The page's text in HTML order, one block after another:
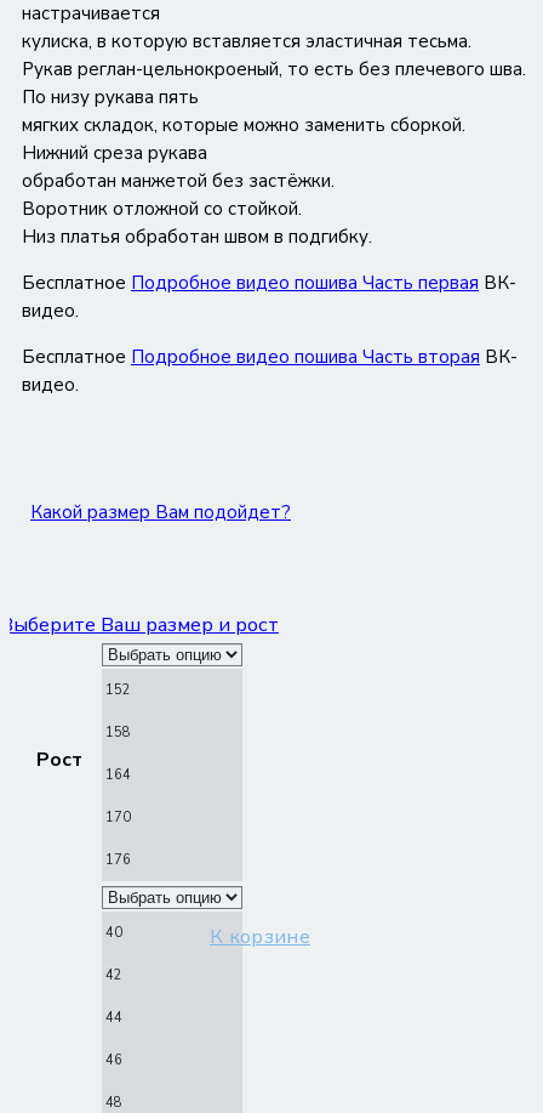
настрачивается
кулиска, в которую вставляется эластичная тесьма.
Рукав реглан-цельнокроеный, то есть без плечевого шва.
По низу рукава пять
мягких складок, которые можно заменить сборкой.
Нижний среза рукава
обработан манжетой без застёжки.
Воротник отложной со стойкой.
Низ платья обработан швом в подгибку.
Бесплатное Подробное видео пошива Часть первая ВК-
видео.
Бесплатное Подробное видео пошива Часть вторая ВК-
видео.
Какой размер Вам подойдет?
Выберите Ваш размер и рост
К корзине
Рост
152
158
164
170
176
40
42
44
46
48